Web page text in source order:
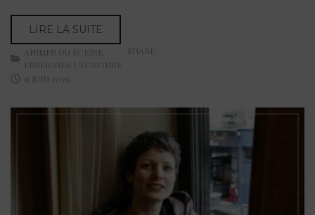
LIRE LA SUITE
ANIMER OU ÉCRIRE
ENSEIGNER L'ÉCRITURE
11 JUIN 2026
SHARE: